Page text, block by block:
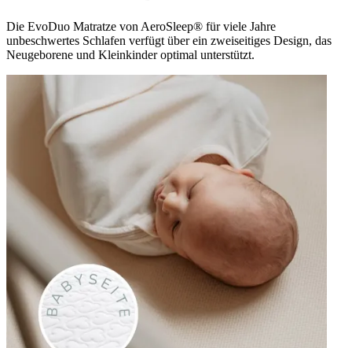
Die EvoDuo Matratze von AeroSleep® für viele Jahre
unbeschwertes Schlafen verfügt über ein zweiseitiges Design, das
Neugeborene und Kleinkinder optimal unterstützt.